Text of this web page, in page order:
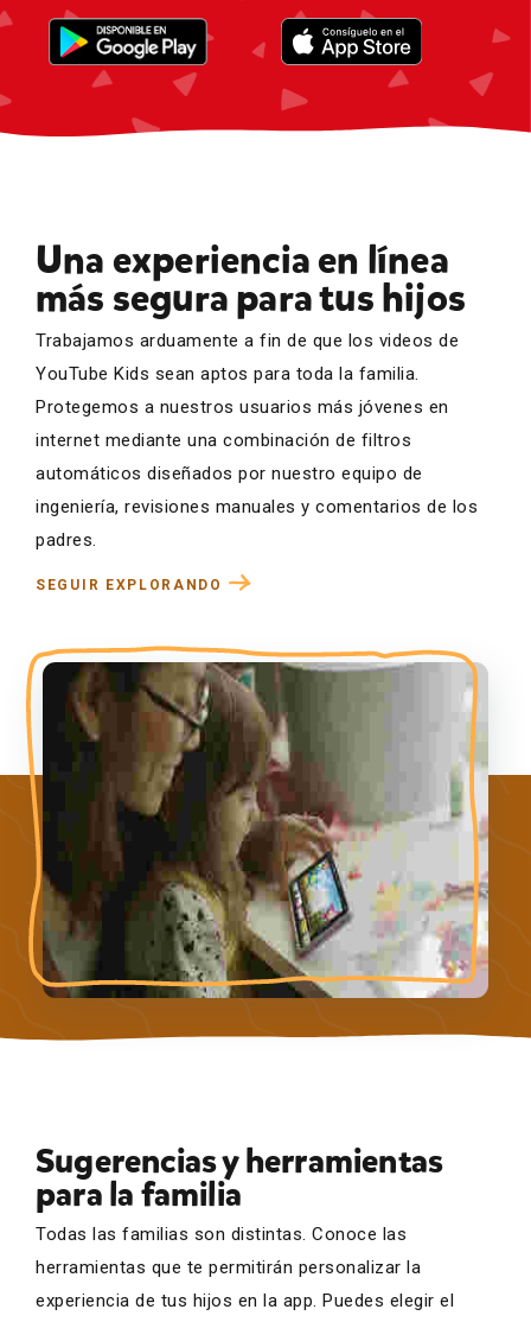
Una experiencia en línea
más segura para tus hijos
Trabajamos arduamente a fin de que los videos de
YouTube Kids sean aptos para toda la familia.
Protegemos a nuestros usuarios más jóvenes en
internet mediante una combinación de filtros
automáticos diseñados por nuestro equipo de
ingeniería, revisiones manuales y comentarios de los
padres.
SEGUIR EXPLORANDO
Sugerencias y herramientas
para la familia
Todas las familias son distintas. Conoce las
herramientas que te permitirán personalizar la
experiencia de tus hijos en la app. Puedes elegir el